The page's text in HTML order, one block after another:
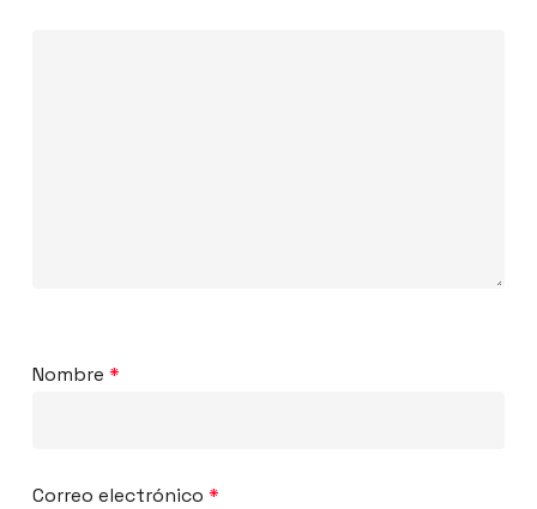
Nombre *
Correo electrónico *